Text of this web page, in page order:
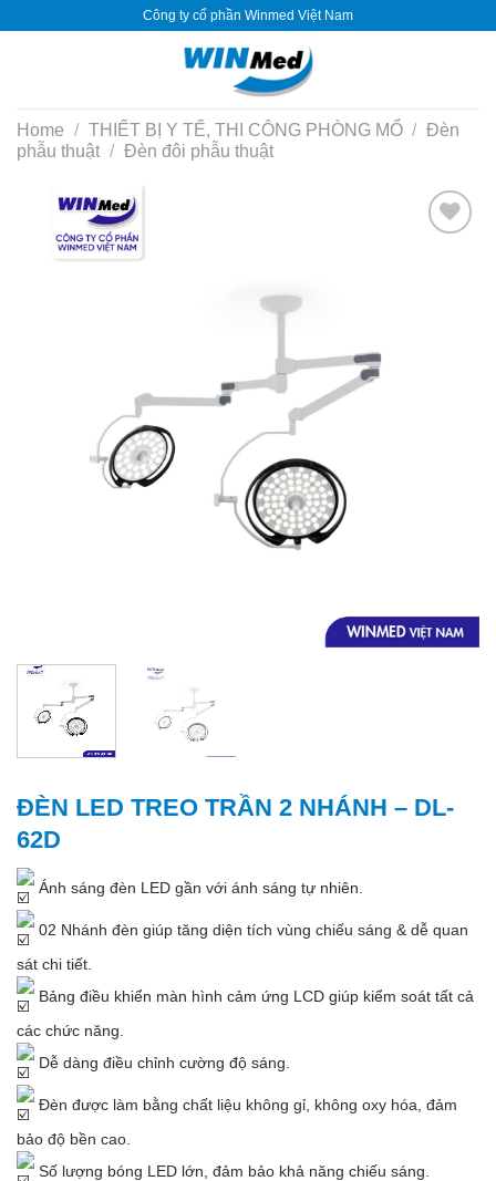
Công ty cổ phần Winmed Việt Nam
Home / THIẾT BỊ Y TẾ, THI CÔNG PHÒNG MỔ / Đèn
phẫu thuật / Đèn đôi phẫu thuật
ĐÈN LED TREO TRẦN 2 NHÁNH – DL-
62D
Ánh sáng đèn LED gần với ánh sáng tự nhiên.
02 Nhánh đèn giúp tăng diện tích vùng chiếu sáng & dễ quan
sát chi tiết.
Bảng điều khiển màn hình cảm ứng LCD giúp kiểm soát tất cả
các chức năng.
Dễ dàng điều chỉnh cường độ sáng.
Đèn được làm bằng chất liệu không gỉ, không oxy hóa, đảm
bảo độ bền cao.
Số lượng bóng LED lớn, đảm bảo khả năng chiếu sáng.